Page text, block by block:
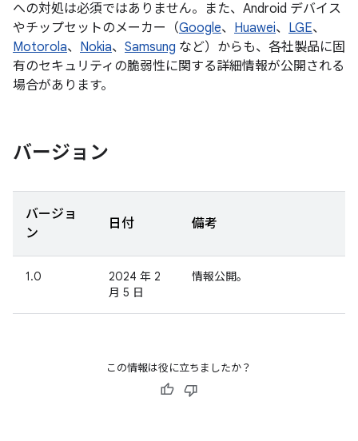
への対処は必須ではありません。また、Android デバイス
やチップセットのメーカー（Google、 Huawei、 LGE、
Motorola、 Nokia、 Samsung など）からも、各社製品に固
有のセキュリティの脆弱性に関する詳細情報が公開される
場合があります。
バージョン
バージョ
ン
日付 備考
1.0
2024 年 2
月 5 日
情報公開。
この情報は役に立ちましたか？